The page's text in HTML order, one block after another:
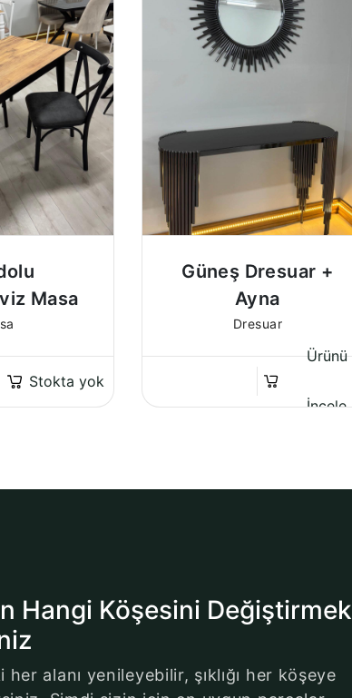
Masa
Stokta yok
Güneş Dresuar +
Ayna
Dresuar
Ürünü
İncele
Hangi Köşesini Değiştirmek
her alanı yenileyebilir, şıklığı her köşeye